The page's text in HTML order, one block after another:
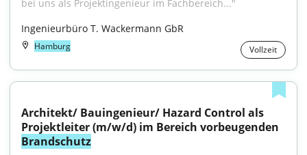
bei uns als Projektingenieur im Fachbereich..."
Ingenieurbüro T. Wackermann GbR
Hamburg Vollzeit
Architekt/ Bauingenieur/ Hazard Control als
Brandschutz